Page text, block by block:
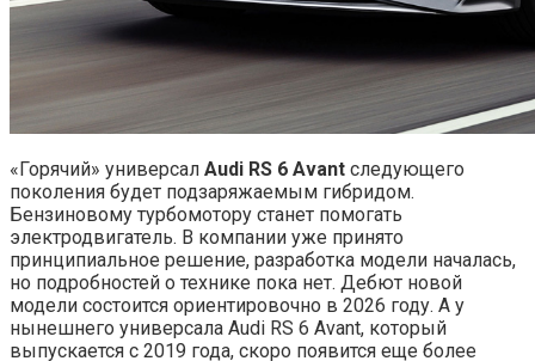
«Горячий» универсал Audi RS 6 Avant следующего
поколения будет подзаряжаемым гибридом.
Бензиновому турбомотору станет помогать
электродвигатель. В компании уже принято
принципиальное решение, разработка модели началась,
но подробностей о технике пока нет. Дебют новой
модели состоится ориентировочно в 2026 году. А у
нынешнего универсала Audi RS 6 Avant, который
выпускается с 2019 года, скоро появится еще более